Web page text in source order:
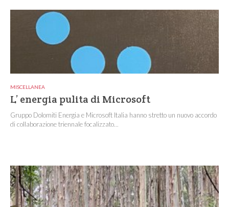
MISCELLANEA
L’ energia pulita di Microsoft
Gruppo Dolomiti Energia e Microsoft Italia hanno stretto un nuovo accordo
di collaborazione triennale focalizzato...